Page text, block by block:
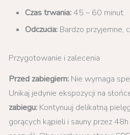
Czas trwania:45 – 60 minut.
Odczucia: Bardzo przyjemne,
Przygotowanie i zalecenia
Przed zabiegiem: Nie wymaga
Unikaj jedynie ekspozycji na
zabiegu: Kontynuuj delikatną
gorących kąpieli i sauny przez